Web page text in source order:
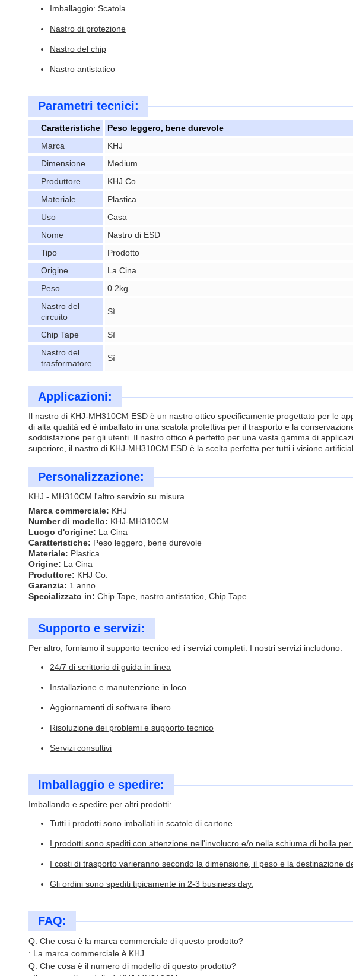
Imballaggio: Scatola
Nastro di protezione
Nastro del chip
Nastro antistatico
Parametri tecnici:
Caratteristiche
Peso leggero, bene durevole
Marca
KHJ
Dimensione
Medium
Produttore
KHJ Co.
Materiale
Plastica
Uso
Casa
Nome
Nastro di ESD
Tipo
Prodotto
Origine
La Cina
Peso
0.2kg
Nastro del
circuito
Sì
Chip Tape
Sì
Nastro del
trasformatore
Sì
Applicazioni:
Il nastro di KHJ-MH310CM ESD è un nastro ottico specificamente progettato per le
di alta qualità ed è imballato in una scatola protettiva per il trasporto e la
soddisfazione per gli utenti. Il nastro ottico è perfetto per una vasta gamma di
superiore, il nastro di KHJ-MH310CM ESD è la scelta perfetta per tutti i visione
Personalizzazione:
KHJ - MH310CM l'altro servizio su misura
Marca commerciale: KHJ
Number di modello: KHJ-MH310CM
Luogo d'origine: La Cina
Caratteristiche: Peso leggero, bene durevole
Materiale: Plastica
Origine: La Cina
Produttore: KHJ Co.
Garanzia: 1 anno
Specializzato in: Chip Tape, nastro antistatico, Chip Tape
Supporto e servizi:
Per altro, forniamo il supporto tecnico ed i servizi completi. I nostri servizi includono:
24/7 di scrittorio di guida in linea
Installazione e manutenzione in loco
Aggiornamenti di software libero
Risoluzione dei problemi e supporto tecnico
Servizi consultivi
Imballaggio e spedire:
Imballando e spedire per altri prodotti:
Tutti i prodotti sono imballati in scatole di cartone.
I prodotti sono spediti con attenzione nell'involucro e/o nella schiuma di bolla
I costi di trasporto varieranno secondo la dimensione, il peso e la destinazione
Gli ordini sono spediti tipicamente in 2-3 business day.
FAQ:
Q: Che cosa è la marca commerciale di questo prodotto?
: La marca commerciale è KHJ.
Q: Che cosa è il numero di modello di questo prodotto?